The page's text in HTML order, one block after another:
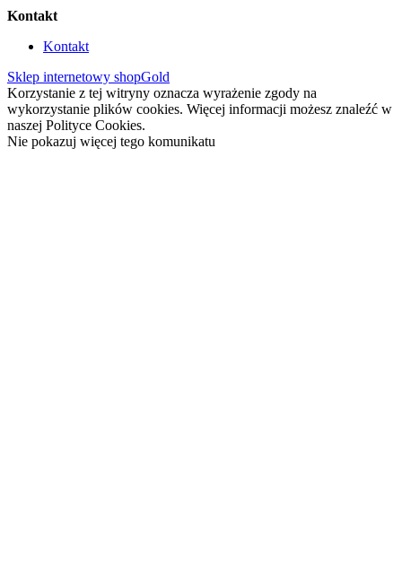
Kontakt
Kontakt
Sklep internetowy shopGold
Korzystanie z tej witryny oznacza wyrażenie zgody na
wykorzystanie plików cookies. Więcej informacji możesz znaleźć w
naszej Polityce Cookies.
Nie pokazuj więcej tego komunikatu